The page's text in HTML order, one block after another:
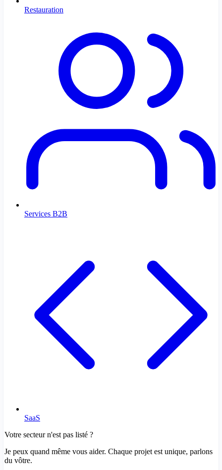
Restauration
Services B2B
SaaS
Votre secteur n'est pas listé ?
Je peux quand même vous aider. Chaque projet est unique, parlons
du vôtre.